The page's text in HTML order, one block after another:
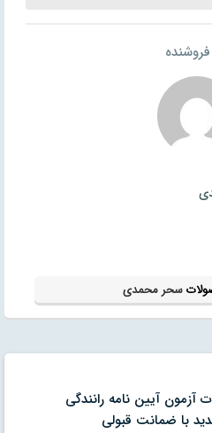
سحر محمدی
آزمون آیین نامه رانندگی